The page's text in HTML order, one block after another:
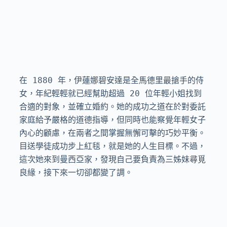
在 1880 年，伊蓮娜碧安達是全馬德里最搶手的侍
女，年紀輕輕就已經幫助超過 20 位年輕小姐找到
合適的對象，並確立婚約。她的成功之道在於對委託
家庭給予嚴格的道德指導，但同時也能察覺年輕女子
內心的顧慮，在兩者之間掌握無懈可擊的巧妙平衡。
目送學徒成功步上紅毯，就是她的人生目標。不過，
這次她來到曼西亞家，發現自己要負責為三姊妹尋覓
良緣，接下來一切卻都變了調。